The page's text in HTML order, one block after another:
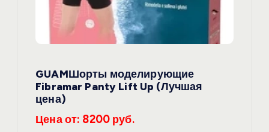
GUAMШорты моделирующие
Fibramar Panty Lift Up (Лучшая
цена)
Цена от: 8200 руб.